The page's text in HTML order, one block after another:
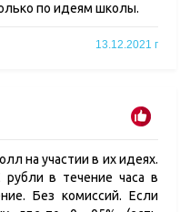
по идеям школы.
13.12.2021 г
на участии в их идеях.
в течение часа в
Без комиссий. Если